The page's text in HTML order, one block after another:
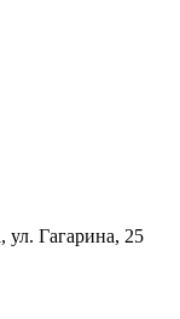
ул. Гагарина, 25